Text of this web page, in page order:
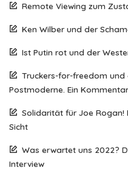
Remote Viewing zum
Ken Wilber und der
Ist Putin rot und der
Truckers-for-freedom
Postmoderne. Ein Kommentar
Solidarität für Joe Rogan!
Sicht
Was erwartet uns 2022?
Interview